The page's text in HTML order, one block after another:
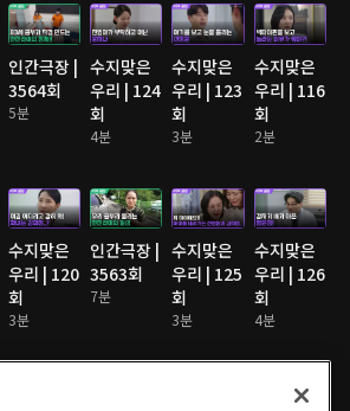
인간극장 |
3564회
5분
수지맞은
우리 | 124
회
4분
수지맞은
우리 | 123
회
3분
수지맞은
우리 | 116
회
2분
수지맞은
우리 | 120
회
3분
인간극장 |
3563회
7분
수지맞은
우리 | 125
회
3분
수지맞은
우리 | 126
회
4분